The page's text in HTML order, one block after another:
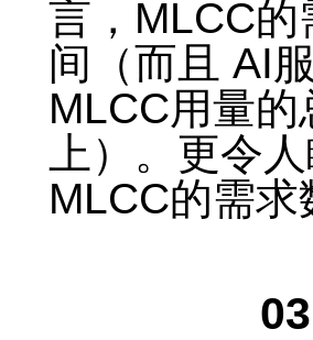
言，MLCC
间（而且 AI
MLCC用量
上）。更令
MLCC的需